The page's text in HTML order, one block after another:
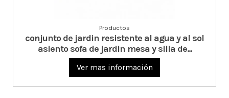
Productos
conjunto de jardin resistente al agua y al sol
asiento sofa de jardin mesa y silla de...
Ver mas información